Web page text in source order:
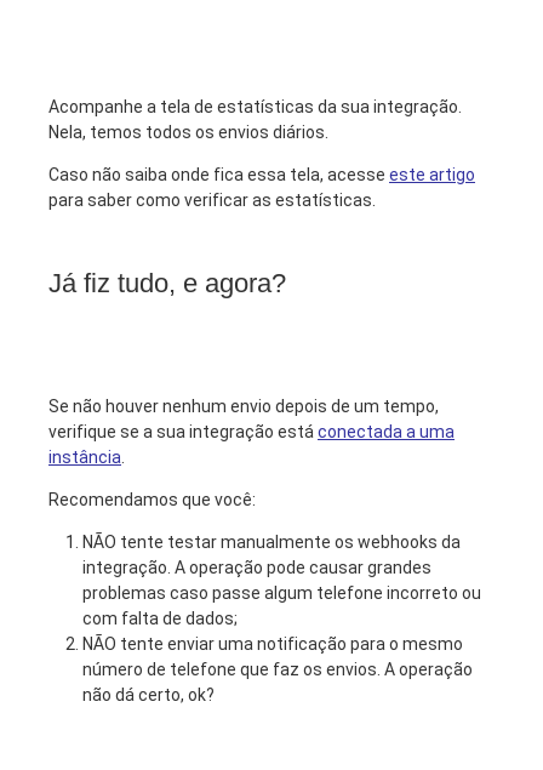
Acompanhe a tela de estatísticas da sua integração.
Nela, temos todos os envios diários.
Caso não saiba onde fica essa tela, acesse este artigo
para saber como verificar as estatísticas.
Já fiz tudo, e agora?
Se não houver nenhum envio depois de um tempo,
verifique se a sua integração está conectada a uma
instância
Recomendamos que você:
NÃO tente testar manualmente os webhooks da
integração. A operação pode causar grandes
problemas caso passe algum telefone incorreto ou
com falta de dados;
NÃO tente enviar uma notificação para o mesmo
número de telefone que faz os envios. A operação
não dá certo, ok?